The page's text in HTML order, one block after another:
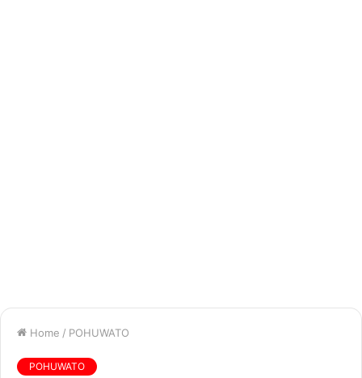
Home / POHUWATO
POHUWATO